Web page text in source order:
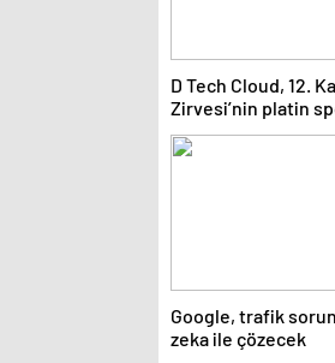
D Tech Cloud, 12.
Zirvesi’nin platin
dijital geleceğe
Google, trafik
zeka ile çözecek